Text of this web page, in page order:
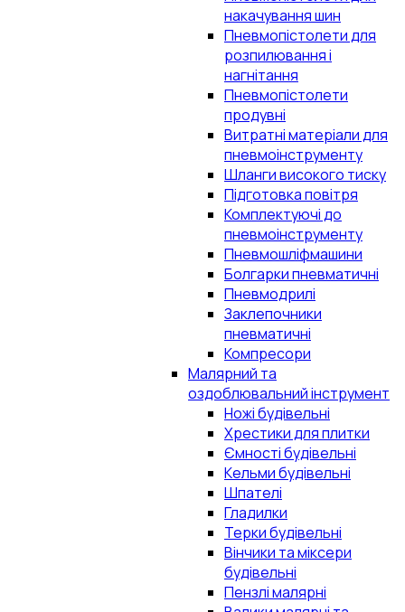
накачування шин
Пневмопістолети для
розпилювання і
нагнітання
Пневмопістолети
продувні
Витратні матеріали для
пневмоінструменту
Шланги високого тиску
Підготовка повітря
Комплектуючі до
пневмоінструменту
Пневмошліфмашини
Болгарки пневматичні
Пневмодрилі
Заклепочники
пневматичні
Компресори
Малярний та
оздоблювальний інструмент
Ножі будівельні
Хрестики для плитки
Ємності будівельні
Кельми будівельні
Шпателі
Гладилки
Терки будівельні
Вінчики та міксери
будівельні
Пензлі малярні